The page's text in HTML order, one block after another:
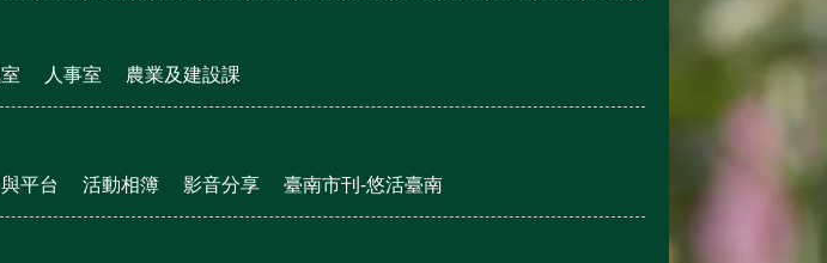
人事室 農業及建設課
平台 活動相簿 影音分享 臺南市刊-悠活臺南